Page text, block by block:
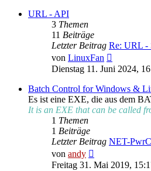
URL - API
3 Themen
11 Beiträge
Letzter Beitrag Re: URL -
von LinuxFan
Beitrag
Dienstag 11. Juni 2024,
Batch Control for Windows &
Es ist eine EXE, die aus dem
It is an EXE that can be called
1 Themen
1 Beiträge
Letzter Beitrag NET-
von andy
Beitrag
Freitag 31. Mai 2019,